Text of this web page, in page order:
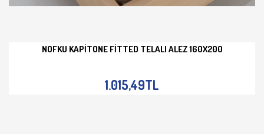
NOFKU KAPITONE FITTED TELALI ALEZ 160X200
1.015,49TL